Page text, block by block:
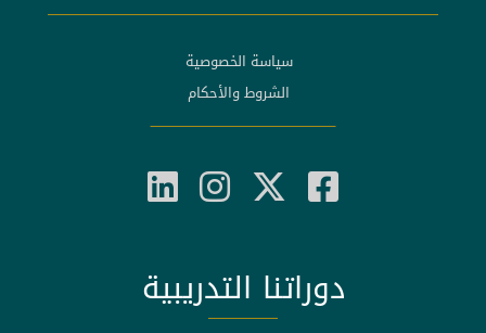
سياسة الخصوصية
الشروط والأحكام
دوراتنا التدريبية